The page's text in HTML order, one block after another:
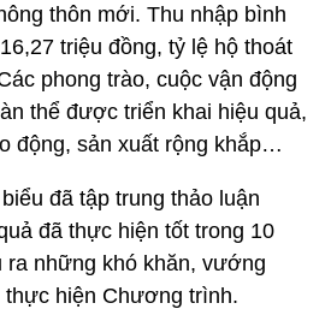
thôn mới. Thu nhập bình
triệu đồng, tỷ lệ hộ thoát
phong trào, cuộc vận động
thể được triển khai hiệu quả,
động, sản xuất rộng khắp…
đã tập trung thảo luận
đã thực hiện tốt trong 10
ra những khó khăn, vướng
thực hiện Chương trình.